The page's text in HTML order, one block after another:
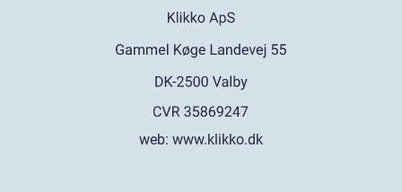
web: www.klikko.dk